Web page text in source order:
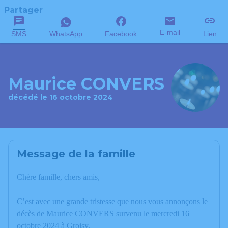
Partager
SMS WhatsApp Facebook E-mail Lien
Maurice CONVERS
décédé le 16 octobre 2024
Message de la famille
Chère famille, chers amis,
C’est avec une grande tristesse que nous vous annonçons le
décès de Maurice CONVERS survenu le mercredi 16
octobre 2024 à Groisy.